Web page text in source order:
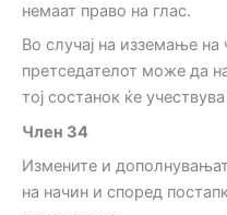
немаат право на глас.
Во случај на изземање на
претседателот може да
тој состанок ќе
Член 34
Измените и
на начин и според